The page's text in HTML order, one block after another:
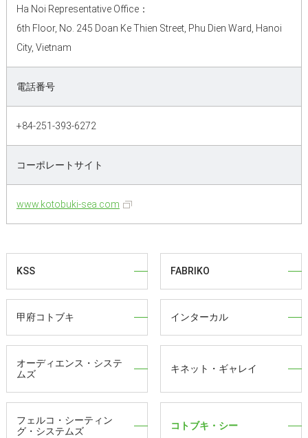
Ha Noi Representative Office：
6th Floor, No. 245 Doan Ke Thien Street, Phu Dien Ward, Hanoi
City, Vietnam
電話番号
+84-251-393-6272
コーポレートサイト
www.kotobuki-sea.com
KSS FABRIKO
甲府コトブキ インターカル
オーディエンス・システ
ムズ
キネット・ギャレイ
フェルコ・シーティン
グ・システムズ
コトブキ・シー